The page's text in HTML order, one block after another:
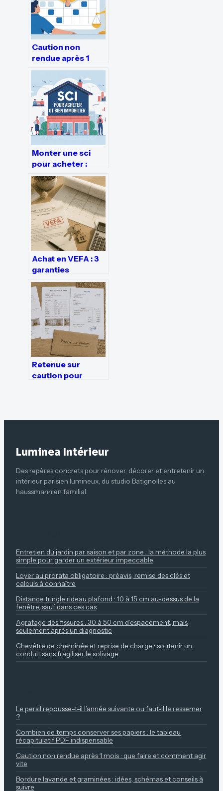
Caution non
rendue après 1
mois : que faire et
comment agir vite
Monter une sci
pour acheter :
étapes, avantages
et pièges à éviter
Achat en VEFA : 3
garanties
indispensables et
2 risques réels à
anticiper pour
sécuriser votre
projet
Retenue sur
caution pour
abus
Luminea Intérieur
Des repères concrets pour rénover, décorer et entretenir un
intérieur parisien lumineux, du studio Batignolles au
haussmannien familial.
Entretien du jardin par saison et par zone : la méthode la plus
simple pour garder un extérieur impeccable
Loyer au prorata obligatoire : préavis, remise des clés et
calculs à connaître
Distance tringle rideau plafond : 10 à 15 cm au-dessus de la
fenêtre, sauf dans ces cas
Agrafage des fissures : 30 à 50 cm d’espacement, mais
seulement après un diagnostic
Chevêtre de cheminée et reprise de charge : soutenir un
conduit sans fragiliser le solivage
Le persil repousse-t-il l’année suivante ou faut-il le ressemer
?
Combien de temps conserver ses papiers : le tableau
récapitulatif PDF indispensable
Caution non rendue après 1 mois : que faire et comment agir
vite
Bordure lavande et graminées : idées, schémas et conseils à
suivre